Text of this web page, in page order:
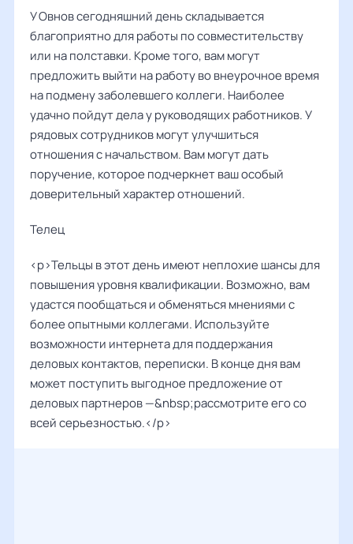
У Овнов сегодняшний день складывается
благоприятно для работы по совместительству
или на полставки. Кроме того, вам могут
предложить выйти на работу во внеурочное время
на подмену заболевшего коллеги. Наиболее
удачно пойдут дела у руководящих работников. У
рядовых сотрудников могут улучшиться
отношения с начальством. Вам могут дать
поручение, которое подчеркнет ваш особый
доверительный характер отношений.
Телец
<p>Тельцы в этот день имеют неплохие шансы для
повышения уровня квалификации. Возможно, вам
удастся пообщаться и обменяться мнениями с
более опытными коллегами. Используйте
возможности интернета для поддержания
деловых контактов, переписки. В конце дня вам
может поступить выгодное предложение от
деловых партнеров —&nbsp;рассмотрите его со
всей серьезностью.</p>